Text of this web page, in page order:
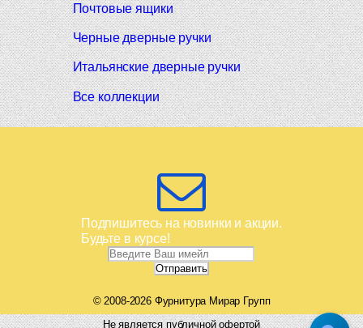
Почтовые ящики
Черные дверные ручки
Итальянские дверные ручки
Все коллекции
Подпишитесь на новинки и акции.
Будьте в курсе!
© 2008-2026 Фурнитура Мирар Групп
Не является публичной офертой